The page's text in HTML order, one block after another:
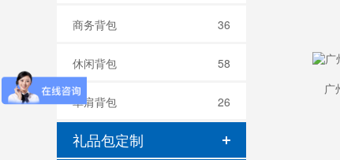
商务背包 36
休闲背包 58
单肩背包 26
礼品包定制